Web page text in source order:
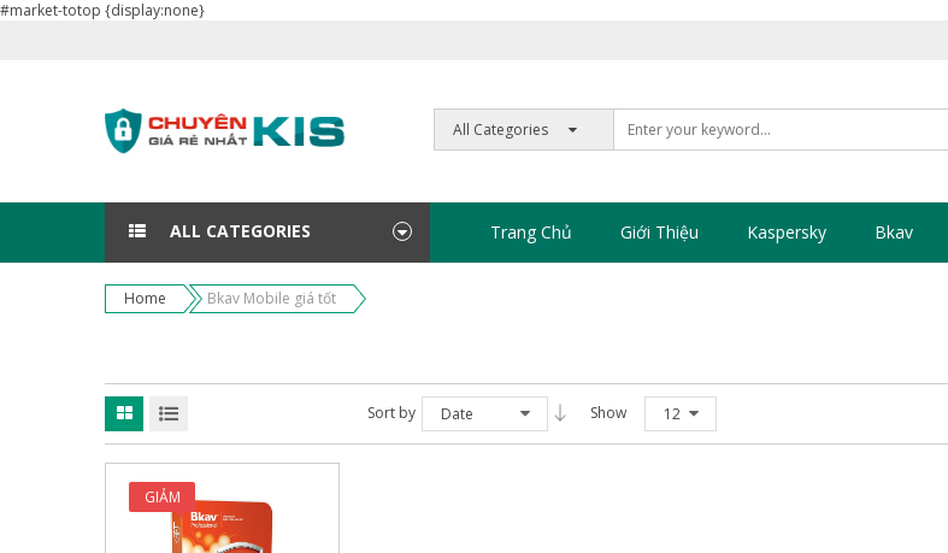
#market-totop {display:none}
ALL CATEGORIES Trang Chủ Giới Thiệu Kaspersky Bkav
Home Bkav Mobile giá tốt
Sort by Date Show 12
GIẢM
GIÁ!